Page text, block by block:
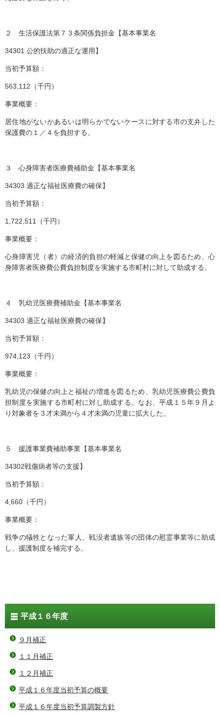
２ 生活保護法第７３条関係負担金【基本事業名
34301 公的扶助の適正な運用】
当初予算額：
563,112（千円）
事業概要：
居住地がないかあるいは明らかでないケースに対する市の支弁した
保護費の１／４を負担する。
３ 心身障害者医療費補助金【基本事業名
34303 適正な福祉医療費の確保】
当初予算額：
1,722,511（千円）
事業概要：
心身障害児（者）の経済的負担の軽減と保健の向上を図るため、心
身障害者医療費公費負担制度を実施する市町村に対して助成する。
４ 乳幼児医療費補助金【基本事業名
34303 適正な福祉医療費の確保】
当初予算額：
974,123（千円）
事業概要：
乳幼児の保健の向上と福祉の増進を図るため、乳幼児医療費公費負
担制度を実施する市町村に対し助成する。なお、平成１５年９月よ
り対象者を３才未満から４才未満の児童に拡大した。
５ 援護事業費補助事業【基本事業名
34302戦傷病者等の支援】
当初予算額：
4,660（千円）
事業概要：
戦争の犠牲となった軍人、戦没者遺族等の団体の慰霊事業等に助成
し、援護制度を補完する。
平成１６年度
９月補正
１１月補正
１２月補正
平成１６年度当初予算の概要
平成１６年度当初予算調製方針